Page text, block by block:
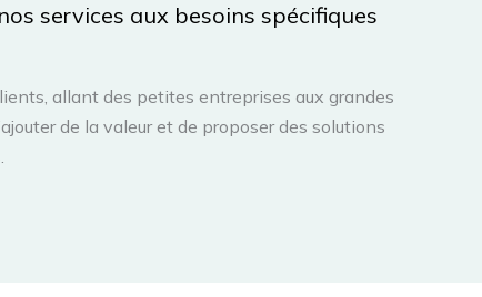
services aux besoins spécifiques
allant des petites entreprises aux grandes
de la valeur et de proposer des solutions